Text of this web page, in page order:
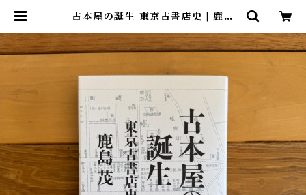
古本屋の誕生 東京古書店史 | 鹿島
ガ坂文庫